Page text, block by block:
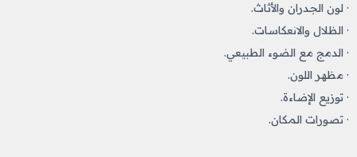
· لون الجدران والأثاث.
· الظلال والانعكاسات.
· الدمج مع الضوء الطبيعي.
· مظهر اللون.
· توزيع الإضاءة.
· تصورات المكان.